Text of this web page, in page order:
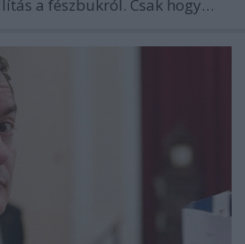
a fészbukról. Csak hogy…